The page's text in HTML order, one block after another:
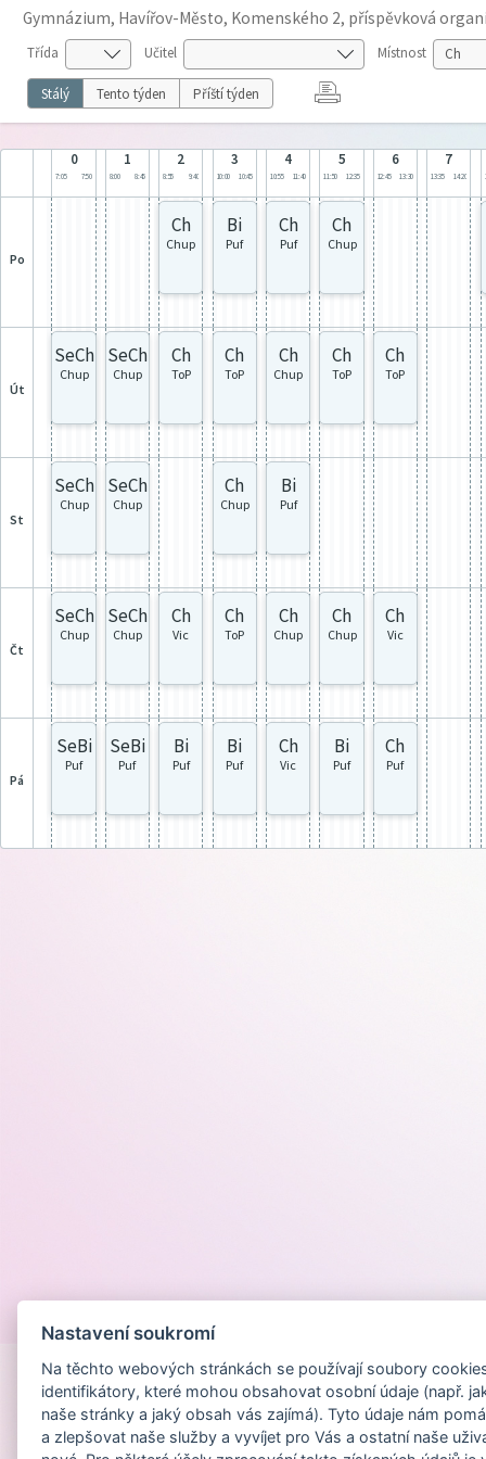
Gymnázium, Havířov-Město, Komenského 2, příspěvková
Třída Učitel Místnost
Stálý Tento týden Příští týden
0
7:05 7:50
1
8:00 8:45
2
8:55 9:40
3
10:00 10:45
4
10:55 11:40
5
11:50 12:35
6
12:45 13:30
7
13:35 14:20
po
Ch
Chup
Bi
Puf
Ch
Puf
Ch
Chup
út
SeCh
Chup
SeCh
Chup
Ch
ToP
Ch
ToP
Ch
Chup
Ch
ToP
Ch
ToP
st
SeCh
Chup
SeCh
Chup
Ch
Chup
Bi
Puf
čt
SeCh
Chup
SeCh
Chup
Ch
Vic
Ch
ToP
Ch
Chup
Ch
Chup
Ch
Vic
pá
SeBi
Puf
SeBi
Puf
Bi
Puf
Bi
Puf
Ch
Vic
Bi
Puf
Ch
Puf
Nastavení soukromí
Na těchto webových stránkách se používají soubory
identifikátory, které mohou obsahovat osobní údaje (např.
naše stránky a jaký obsah vás zajímá). Tyto údaje nám
a zlepšovat naše služby a vyvíjet pro Vás a ostatní naše